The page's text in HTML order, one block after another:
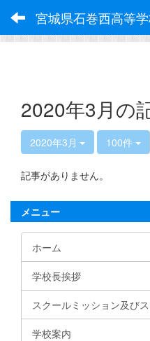
宮城県石巻西高等
2020年3月の
2020年3月 100件
記事がありません。
メニュー
ホーム
学校長挨拶
スクールミッション及び
学校案内